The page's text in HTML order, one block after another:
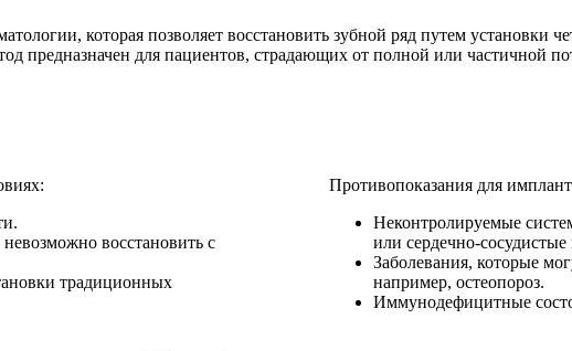
которая позволяет восстановить зубной ряд путем установки
предназначен для пациентов, страдающих от полной или частичной
восстановить с
традиционных
Противопоказания для
Неконтролируемые
или сердечно-
Заболевания, которые
например, остеопороз.
Иммунодефицитные